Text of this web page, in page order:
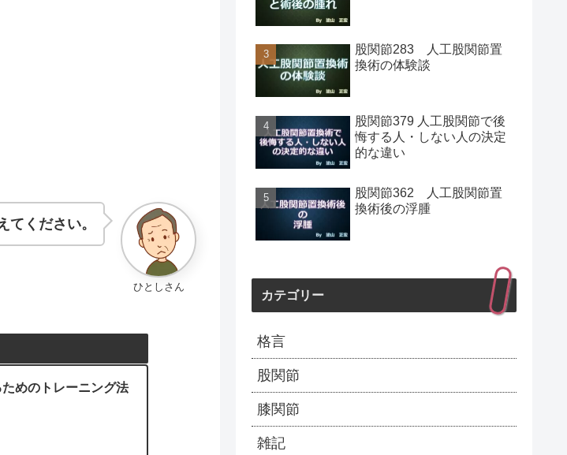
ひとしさん
てください。
めのトレーニング法
股関節283 人工股関節置
換術の体験談
股関節379 人工股関節で後
悔する人・しない人の決定
的な違い
股関節362 人工股関節置
換術後の浮腫
カテゴリー
格言
股関節
膝関節
雑記